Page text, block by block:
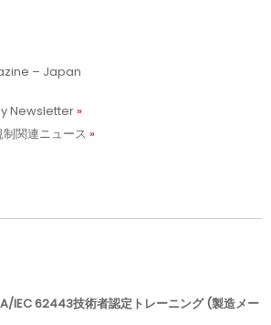
– Japan
Newsletter
関連ニュース
IEC 62443技術者認定トレーニング (製造メー